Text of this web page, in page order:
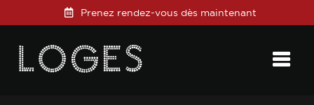
Prenez rendez-vous dès maintenant